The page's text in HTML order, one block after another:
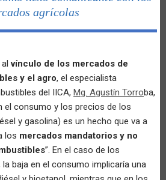
agrícolas
alvínculo de los mercados de
y el agro, el especialista
del IICA, Mg. Agustín Torroba,
el consumo y los precios de los
y gasolina) es un hecho que va a
los mercados mandatorios y no
”. En el caso de los
baja en el consumo implicaría una